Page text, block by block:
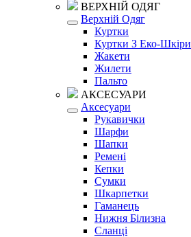
ВЕРХНІЙ ОДЯГ
Верхній Одяг
Куртки
Куртки З Еко-Шкіри
Жакети
Жилети
Пальто
АКСЕСУАРИ
Аксесуари
Рукавички
Шарфи
Шапки
Ремені
Кепки
Сумки
Шкарпетки
Гаманець
Нижня Білизна
Сланці